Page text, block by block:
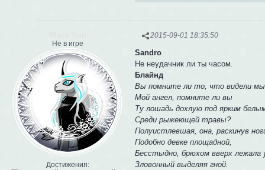
2015-09-01 18:35:50
Не в игре
Достижения:
Sandro
Не неудачник ли ты часом.
Блайнд
Вы помните ли то, что видели
Мой ангел, помните ли вы
Ту лошадь дохлую под ярким
Среди рыжеющей травы?
Полуистлевшая, она, раскинув
Подобно девке площадной,
Бесстыдно, брюхом вверх лежала
Зловонный выделяя гной.